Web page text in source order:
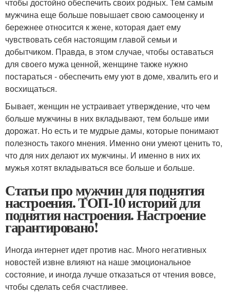
мужчина еще больше повышает свою самооценку и
бережнее относится к жене, которая дает ему
чувствовать себя настоящим главой семьи и
добытчиком. Правда, в этом случае, чтобы оставаться
для своего мужа ценной, женщине также нужно
постараться - обеспечить ему уют в доме, хвалить его и
восхищаться.
Бывает, женщин не устраивает утверждение, что чем
больше мужчины в них вкладывают, тем больше ими
дорожат. Но есть и те мудрые дамы, которые понимают
полезность такого мнения. Именно они умеют ценить то,
что для них делают их мужчины. И именно в них их
мужья хотят вкладываться все больше и больше.
Статьи про мужчин для поднятия
настроения. ТОП-10 историй для
поднятия настроения. Настроение
гарантировано!
Иногда интернет идет против нас. Много негативных
новостей извне влияют на наше эмоциональное
состояние, и иногда лучше отказаться от чтения вовсе,
чтобы сделать себя счастливее.